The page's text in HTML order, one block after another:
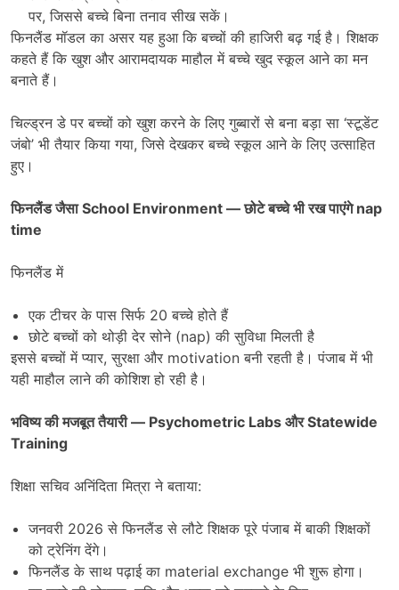
पर, जिससे बच्चे बिना तनाव सीख सकें।
फिनलैंड मॉडल का असर यह हुआ कि बच्चों की हाजिरी बढ़ गई है। शिक्षक
कहते हैं कि खुश और आरामदायक माहौल में बच्चे खुद स्कूल आने का मन
बनाते हैं।
चिल्ड्रन डे पर बच्चों को खुश करने के लिए गुब्बारों से बना बड़ा सा ‘स्टूडेंट
जंबो’ भी तैयार किया गया, जिसे देखकर बच्चे स्कूल आने के लिए उत्साहित
हुए।
फिनलैंड जैसाSchool Environment —छोटे बच्चे भी रख पाएंगेnap
time
फिनलैंड में
एक टीचर के पास सिर्फ 20 बच्चे होते हैं
छोटे बच्चों को थोड़ी देर सोने (nap) की सुविधा मिलती है
इससे बच्चों में प्यार, सुरक्षा और motivation बनी रहती है। पंजाब में भी
यही माहौल लाने की कोशिश हो रही है।
भविष्य की मजबूत तैयारी— Psychometric Labs औरStatewide
Training
शिक्षा सचिव अनिंदिता मित्रा ने बताया:
जनवरी 2026 से फिनलैंड से लौटे शिक्षक पूरे पंजाब में बाकी शिक्षकों
को ट्रेनिंग देंगे।
फिनलैंड के साथ पढ़ाई का material exchange भी शुरू होगा।